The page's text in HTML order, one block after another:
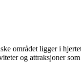
området ligger i
og attraksjoner